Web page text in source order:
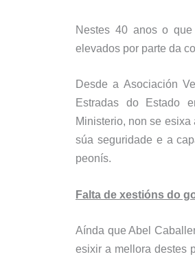
Nestes 40 anos o que
elevados por parte da
Desde a Asociación
Estradas do Estado
Ministerio, non se
súa seguridade e a
peonís.
Falta de xestións do
Aínda que Abel
esixir a mellora destes